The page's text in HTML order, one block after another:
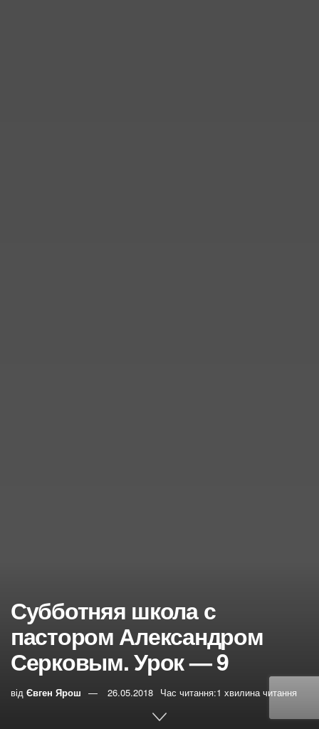
Субботняя школа с
пастором Александром
Серковым. Урок — 9
від Євген Ярош 26.05.2018 Час читання:1 хвилина читання